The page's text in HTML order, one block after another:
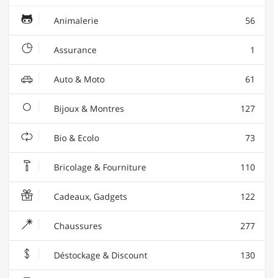
Animalerie 56
Assurance 1
Auto & Moto 61
Bijoux & Montres 127
Bio & Ecolo 73
Bricolage & Fourniture 110
Cadeaux, Gadgets 122
Chaussures 277
Déstockage & Discount 130